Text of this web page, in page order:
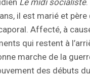
Le midi socialiste.
il est marié et
Affecté, à
qui restent à
marche de la
des débuts